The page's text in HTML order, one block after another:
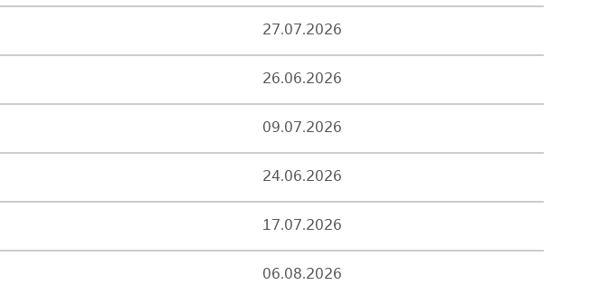
27.07.2026
26.06.2026
09.07.2026
24.06.2026
17.07.2026
06.08.2026